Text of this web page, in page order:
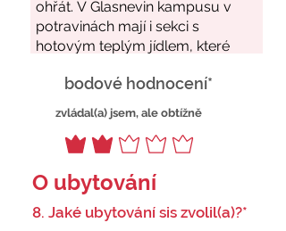
bodové hodnocení*
zvládal(a) jsem, ale obtížně
O ubytování
8. Jaké ubytování sis zvolil(a)?*